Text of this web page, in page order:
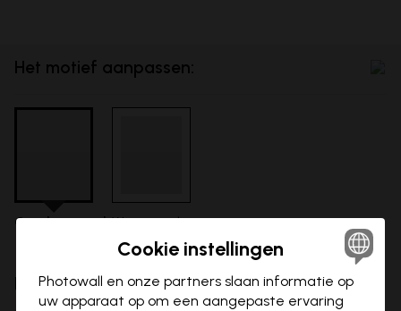
Het motief aanpassen:
Overhangend Witte rand
Kies accessoires:
Cookie instellingen
Photowall en onze partners slaan informatie op
uw apparaat op om een aangepaste ervaring